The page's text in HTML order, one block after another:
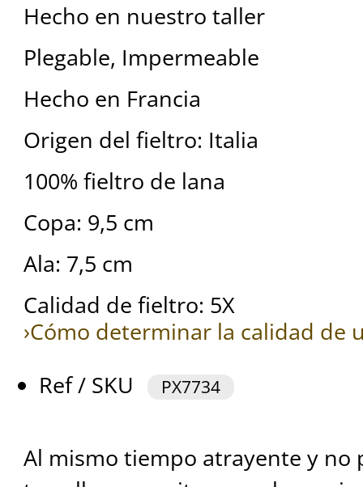
Hecho en nuestro taller
Plegable, Impermeable
Hecho en Francia
Origen del fieltro: Italia
100% fieltro de lana
Copa: 9,5 cm
Ala: 7,5 cm
Calidad de fieltro: 5X
›Cómo determinar la calidad de
Ref / SKU
PX7734
Al mismo tiempo atrayente y no